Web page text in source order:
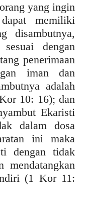
yang ingin
memiliki
disambutnya,
dengan
penerimaan
iman dan
adalah
10: 16); dan
Ekaristi
dalam dosa
ini maka
dengan tidak
mendatangkan
(1 Kor 11: